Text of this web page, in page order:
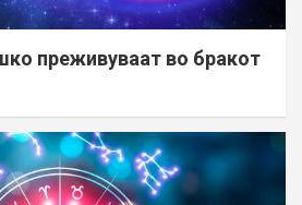
преживуваат во бракот